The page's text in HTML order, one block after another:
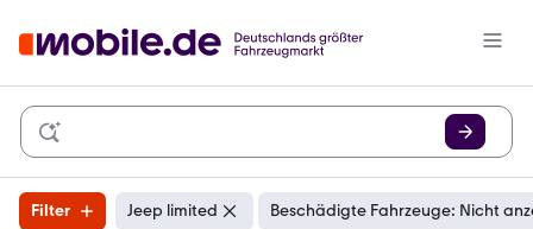
Filter Jeep limited Beschädigte Fahrzeuge: Nicht